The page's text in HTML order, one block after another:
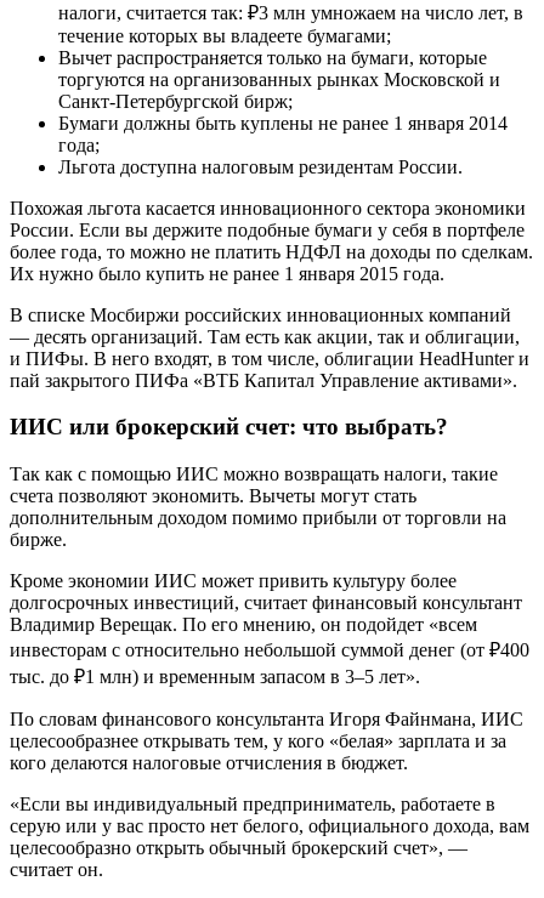
налоги, считается так: ₽3 млн умножаем на число лет, в
течение которых вы владеете бумагами;
Вычет распространяется только на бумаги, которые
торгуются на организованных рынках Московской и
Санкт-Петербургской бирж;
Бумаги должны быть куплены не ранее 1 января 2014
года;
Льгота доступна налоговым резидентам России.
Похожая льгота касается инновационного сектора экономики
России. Если вы держите подобные бумаги у себя в портфеле
более года, то можно не платить НДФЛ на доходы по сделкам.
Их нужно было купить не ранее 1 января 2015 года.
В списке Мосбиржи российских инновационных компаний
— десять организаций. Там есть как акции, так и облигации,
и ПИФы. В него входят, в том числе, облигации HeadHunter и
пай закрытого ПИФа «ВТБ Капитал Управление активами».
ИИС или брокерский счет: что выбрать?
Так как с помощью ИИС можно возвращать налоги, такие
счета позволяют экономить. Вычеты могут стать
дополнительным доходом помимо прибыли от торговли на
бирже.
Кроме экономии ИИС может привить культуру более
долгосрочных инвестиций, считает финансовый консультант
Владимир Верещак. По его мнению, он подойдет «всем
инвесторам с относительно небольшой суммой денег (от ₽400
тыс. до ₽1 млн) и временным запасом в 3–5 лет».
По словам финансового консультанта Игоря Файнмана, ИИС
целесообразнее открывать тем, у кого «белая» зарплата и за
кого делаются налоговые отчисления в бюджет.
«Если вы индивидуальный предприниматель, работаете в
серую или у вас просто нет белого, официального дохода, вам
целесообразно открыть обычный брокерский счет», —
считает он.